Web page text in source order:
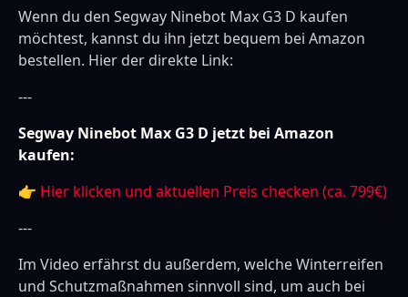
Wenn du den Segway Ninebot Max G3 D kaufen
möchtest, kannst du ihn jetzt bequem bei Amazon
bestellen. Hier der direkte Link:
---
Segway Ninebot Max G3 D jetzt bei Amazon
kaufen:
👉 Hier klicken und aktuellen Preis checken (ca. 799€)
---
Im Video erfährst du außerdem, welche Winterreifen
und Schutzmaßnahmen sinnvoll sind, um auch bei